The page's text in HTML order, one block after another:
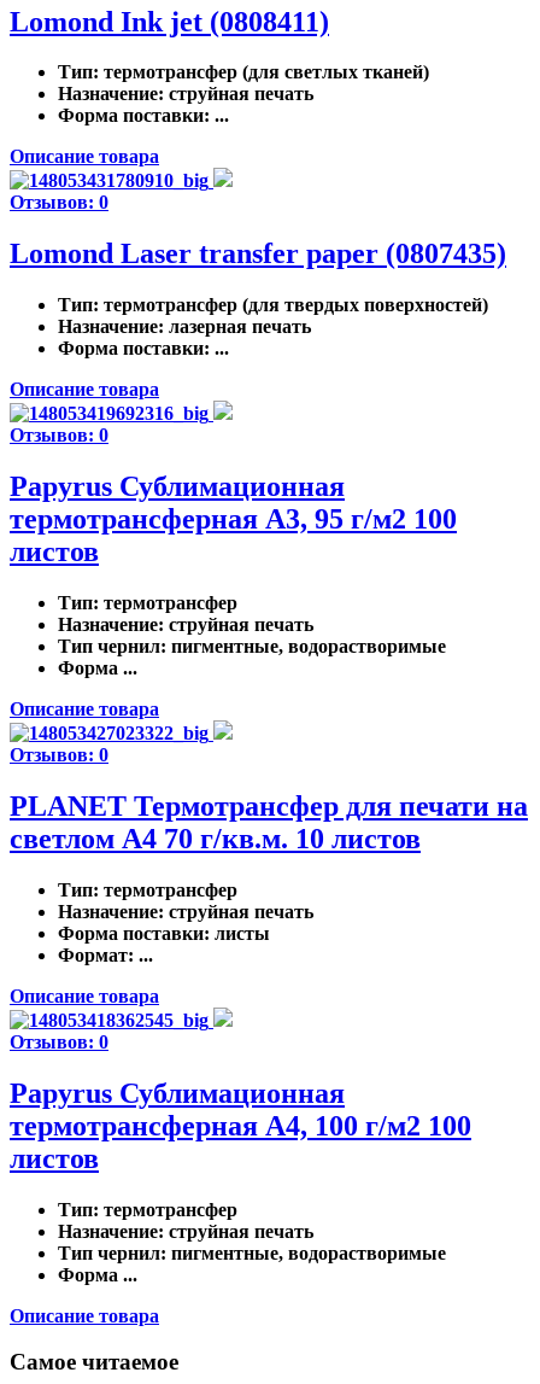
Lomond Ink jet (0808411)
Тип: термотрансфер (для светлых тканей)
Назначение: струйная печать
Форма поставки: ...
Описание товара
Отзывов: 0
Lomond Laser transfer paper (0807435)
Тип: термотрансфер (для твердых поверхностей)
Назначение: лазерная печать
Форма поставки: ...
Описание товара
Отзывов: 0
Papyrus Сублимационная
термотрансферная A3, 95 г/м2 100
листов
Тип: термотрансфер
Назначение: струйная печать
Тип чернил: пигментные, водорастворимые
Форма ...
Описание товара
Отзывов: 0
PLANET Термотрансфер для печати на
светлом A4 70 г/кв.м. 10 листов
Тип: термотрансфер
Назначение: струйная печать
Форма поставки: листы
Формат: ...
Описание товара
Отзывов: 0
Papyrus Сублимационная
термотрансферная A4, 100 г/м2 100
листов
Тип: термотрансфер
Назначение: струйная печать
Тип чернил: пигментные, водорастворимые
Форма ...
Описание товара
Самое читаемое